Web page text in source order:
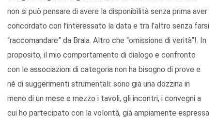
non si può pensare di avere la disponibilità senza prima aver
concordato con l’interessato la data e tra l’altro senza farsi
“raccomandare” da Braia. Altro che “omissione di verità”!. In
proposito, il mio comportamento di dialogo e confronto
con le associazioni di categoria non ha bisogno di prove e
né di suggerimenti strumentali: sono già una dozzina in
meno di un mese e mezzo i tavoli, gli incontri, i convegni a
cui ho partecipato con la volontà, già ampiamente espressa